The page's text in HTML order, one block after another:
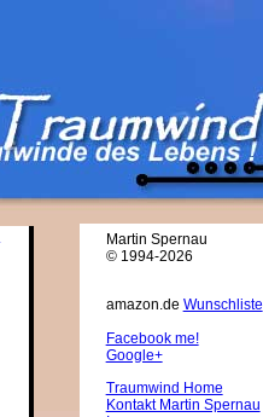
Martin Spernau
© 1994-2026
amazon.de Wunschliste
Facebook me!
Google+
Traumwind Home
Kontakt Martin Spernau